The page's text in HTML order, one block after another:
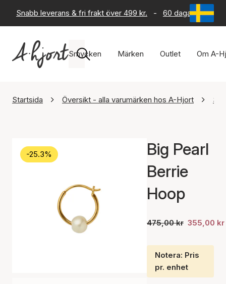
Snabb leverans & fri frakt över 499 kr. - 60 dagars
Smycken Märken Outlet Om A-
Startsida Översikt - alla varumärken hos A-Hjort
-25.3%
Big Pearl
Berrie
Hoop
475,00 kr 355,00 kr
Notera: Pris
pr. enhet